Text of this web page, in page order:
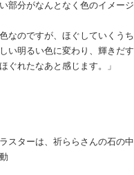
部分がなんとなく色のイメー
なのですが、ほぐしていくう
い明るい色に変わり、輝きだ
ぐれたなあと感じます。」
スターは、祈ららさんの石の